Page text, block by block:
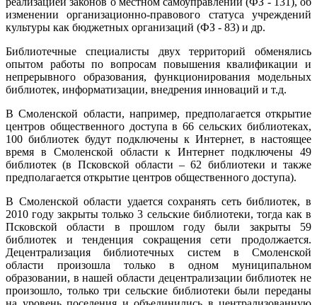
изменении организационно-правового статуса учреждений
культуры как бюджетных организаций (ФЗ - 83) и др.
Библиотечные специалисты двух территорий обменялись
опытом работы по вопросам повышения квалификации и
непрерывного образования, функционирования модельных
библиотек, информатизации, внедрения инноваций и т.д.
В Смоленской области, например, предполагается открытие
центров общественного доступа в 66 сельских библиотеках,
100 библиотек будут подключены к Интернет, в настоящее
время в Смоленской области к Интернет подключены 49
библиотек (в Псковской области – 62 библиотеки и также
предполагается открытие центров общественного доступа).
В Смоленской области удается сохранять сеть библиотек, в
2010 году закрыты только 3 сельские библиотеки, тогда как в
Псковской области в прошлом году были закрыты 59
библиотек и тенденция сокращения сети продолжается.
Децентрализация библиотечных систем в Смоленской
области произошла только в одном муниципальном
образовании, в нашей области децентрализации библиотек не
произошло, только три сельские библиотеки были переданы